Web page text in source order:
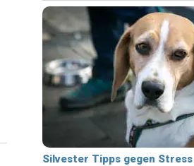
Silvester Tipps gegen Stress